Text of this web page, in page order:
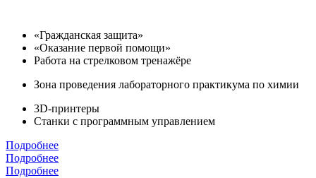
«Гражданская защита»
«Оказание первой помощи»
Работа на стрелковом тренажёре
Зона проведения лабораторного практикума по химии
3D-принтеры
Станки с программным управлением
Подробнее
Подробнее
Подробнее